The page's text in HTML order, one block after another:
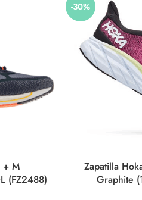
+ M
(FZ2488)
-30%
Zapatilla
Graphite